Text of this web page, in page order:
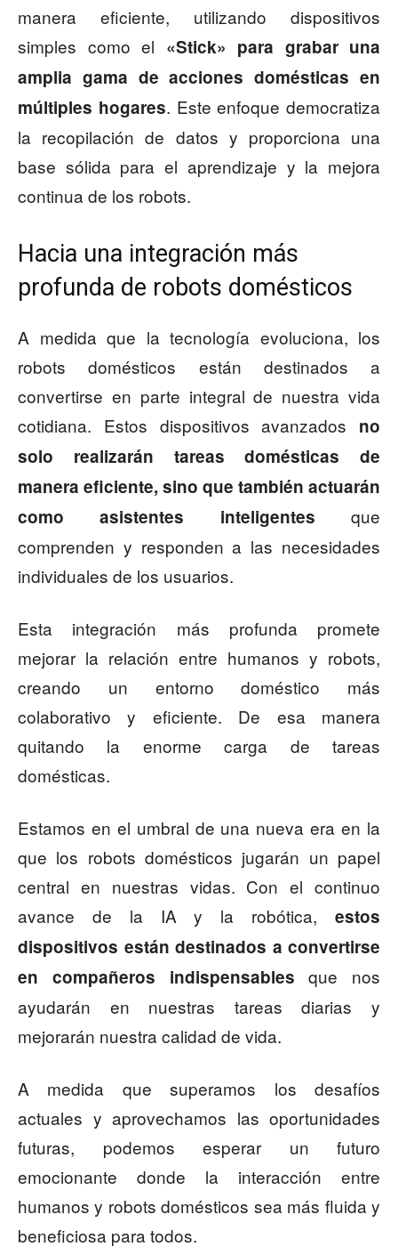
manera eficiente, utilizando dispositivos
simples como el «Stick» para grabar una
amplia gama de acciones domésticas en
múltiples hogares. Este enfoque democratiza
la recopilación de datos y proporciona una
base sólida para el aprendizaje y la mejora
continua de los robots.
Hacia una integración más
profunda de robots domésticos
A medida que la tecnología evoluciona, los
robots domésticos están destinados a
convertirse en parte integral de nuestra vida
cotidiana. Estos dispositivos avanzados no
solo realizarán tareas domésticas de
manera eficiente, sino que también actuarán
como asistentes inteligentes que
comprenden y responden a las necesidades
individuales de los usuarios.
Esta integración más profunda promete
mejorar la relación entre humanos y robots,
creando un entorno doméstico más
colaborativo y eficiente. De esa manera
quitando la enorme carga de tareas
domésticas.
Estamos en el umbral de una nueva era en la
que los robots domésticos jugarán un papel
central en nuestras vidas. Con el continuo
avance de la IA y la robótica, estos
dispositivos están destinados a convertirse
en compañeros indispensables que nos
ayudarán en nuestras tareas diarias y
mejorarán nuestra calidad de vida.
A medida que superamos los desafíos
actuales y aprovechamos las oportunidades
futuras, podemos esperar un futuro
emocionante donde la interacción entre
humanos y robots domésticos sea más fluida y
beneficiosa para todos.